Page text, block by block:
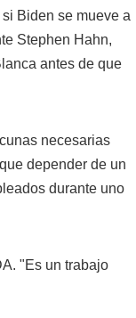
Biden se mueve a
Stephen Hahn,
antes de que
necesarias
depender de un
durante uno
"Es un trabajo